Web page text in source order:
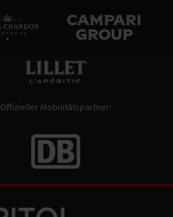
Offizieller Mobilitätspartner: